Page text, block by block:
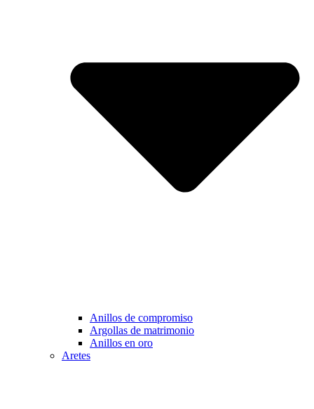
Anillos de compromiso
Argollas de matrimonio
Anillos en oro
Aretes